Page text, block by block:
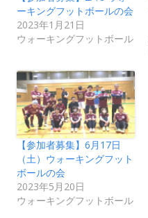
ーキングフットボールの会
2023年1月21日
ウォーキングフットボール
【参加者募集】6月17日
（土）ウォーキングフット
ボールの会
2023年5月20日
ウォーキングフットボール